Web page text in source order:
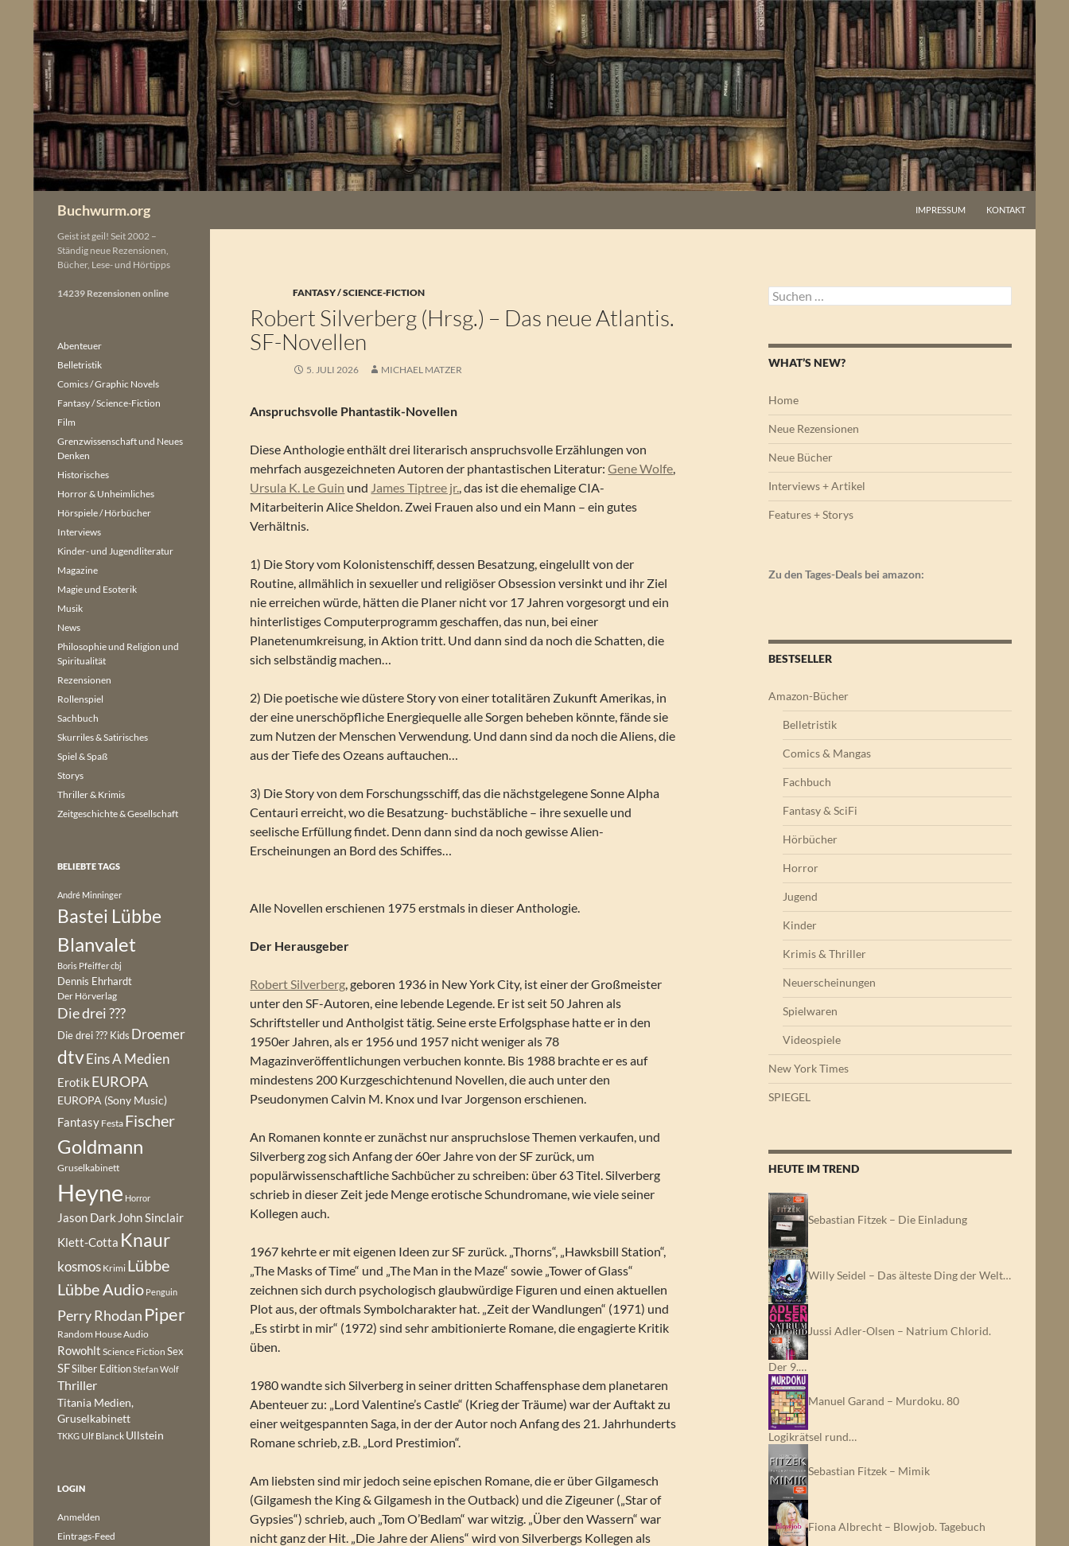
springen
Buchwurm.org IMPRESSUM KONTAKT
FANTASY / SCIENCE-FICTION
Robert Silverberg (Hrsg.) – Das neue Atlantis.
SF-Novellen
5. JULI 2026 MICHAEL MATZER
Anspruchsvolle Phantastik-Novellen
Diese Anthologie enthält drei literarisch anspruchsvolle Erzählungen von
mehrfach ausgezeichneten Autoren der phantastischen Literatur:Gene Wolfe,
Ursula K. Le Guin und James Tiptree jr., das ist die ehemalige CIA-
Mitarbeiterin Alice Sheldon. Zwei Frauen also und ein Mann – ein gutes
Verhältnis.
1) Die Story vom Kolonistenschiff, dessen Besatzung, eingelullt von der
Routine, allmählich in sexueller und religiöser Obsession versinkt und ihr Ziel
nie erreichen würde, hätten die Planer nicht vor 17 Jahren vorgesorgt und ein
hinterlistiges Computerprogramm geschaffen, das nun, bei einer
Planetenumkreisung, in Aktion tritt. Und dann sind da noch die Schatten, die
sich selbständig machen…
2) Die poetische wie düstere Story von einer totalitären Zukunft Amerikas, in
der eine unerschöpfliche Energiequelle alle Sorgen beheben könnte, fände sie
zum Nutzen der Menschen Verwendung. Und dann sind da noch die Aliens, die
aus der Tiefe des Ozeans auftauchen…
3) Die Story von dem Forschungsschiff, das die nächstgelegene Sonne Alpha
Centauri erreicht, wo die Besatzung- buchstäbliche – ihre sexuelle und
seelische Erfüllung findet. Denn dann sind da noch gewisse Alien-
Erscheinungen an Bord des Schiffes…
Alle Novellen erschienen 1975 erstmals in dieser Anthologie.
Der Herausgeber
Robert Silverberg, geboren 1936 in New York City, ist einer der Großmeister
unter den SF-Autoren, eine lebende Legende. Er ist seit 50 Jahren als
Schriftsteller und Antholgist tätig. Seine erste Erfolgsphase hatte er in den
1950er Jahren, als er 1956 und 1957 nicht weniger als 78
Magazinveröffentlichungen verbuchen konnte. Bis 1988 brachte er es auf
mindestens 200 Kurzgeschichtenund Novellen, die auch unter den
Pseudonymen Calvin M. Knox und Ivar Jorgenson erschienen.
An Romanen konnte er zunächst nur anspruchslose Themen verkaufen, und
Silverberg zog sich Anfang der 60er Jahre von der SF zurück, um
populärwissenschaftliche Sachbücher zu schreiben: über 63 Titel. Silverberg
schrieb in dieser Zeit jede Menge erotische Schundromane, wie viele seiner
Kollegen auch.
1967 kehrte er mit eigenen Ideen zur SF zurück. „Thorns“, „Hawksbill Station“,
„The Masks of Time“ und „The Man in the Maze“ sowie „Tower of Glass“
zeichnen sich durch psychologisch glaubwürdige Figuren und einen aktuellen
Plot aus, der oftmals Symbolcharakter hat. „Zeit der Wandlungen“ (1971) und
„Es stirbt in mir“ (1972) sind sehr ambitionierte Romane, die engagierte Kritik
üben.
1980 wandte sich Silverberg in seiner dritten Schaffensphase dem planetaren
Abenteuer zu: „Lord Valentine’s Castle“ (Krieg der Träume) war der Auftakt zu
einer weitgespannten Saga, in der der Autor noch Anfang des 21. Jahrhunderts
Romane schrieb, z.B. „Lord Prestimion“.
Am liebsten sind mir jedoch seine epischen Romane, die er über Gilgamesch
(Gilgamesh the King & Gilgamesh in the Outback) und die Zigeuner („Star of
Gypsies“) schrieb, auch „Tom O’Bedlam“ war witzig. „Über den Wassern“ war
nicht ganz der Hit. „Die Jahre der Aliens“ wird von Silverbergs Kollegen als
Suchen
nach:
WHAT’S NEW?
Home
Neue Rezensionen
Neue Bücher
Interviews + Artikel
Features + Storys
Zu den Tages-Deals bei amazon:
BESTSELLER
Amazon-Bücher
Belletristik
Comics & Mangas
Fachbuch
Fantasy & SciFi
Hörbücher
Horror
Jugend
Kinder
Krimis & Thriller
Neuerscheinungen
Spielwaren
Videospiele
New York Times
SPIEGEL
HEUTE IM TREND
Sebastian Fitzek – Die Einladung
Willy Seidel – Das älteste Ding der Welt…
Jussi Adler-Olsen – Natrium Chlorid.
Der 9.…
Manuel Garand – Murdoku. 80
Logikrätsel rund…
Sebastian Fitzek – Mimik
Fiona Albrecht – Blowjob. Tagebuch
Geist ist geil! Seit 2002 –
Ständig neue Rezensionen,
Bücher, Lese- und Hörtipps
14239 Rezensionen online
Abenteuer
Belletristik
Comics / Graphic Novels
Fantasy / Science-Fiction
Film
Grenzwissenschaft und Neues
Denken
Historisches
Horror & Unheimliches
Hörspiele / Hörbücher
Interviews
Kinder- und Jugendliteratur
Magazine
Magie und Esoterik
Musik
News
Philosophie und Religion und
Spiritualität
Rezensionen
Rollenspiel
Sachbuch
Skurriles & Satirisches
Spiel & Spaß
Storys
Thriller & Krimis
Zeitgeschichte & Gesellschaft
BELIEBTE TAGS
André Minninger
Bastei Lübbe
Blanvalet
Boris Pfeiffercbj
Dennis Ehrhardt
Der Hörverlag
Die drei ???
Die drei ??? Kids Droemer
dtvEins A Medien
Erotik EUROPA
EUROPA (Sony Music)
Fantasy Festa Fischer
Goldmann
Gruselkabinett
Heyne Horror
Jason Dark John Sinclair
Klett-Cotta Knaur
kosmos Krimi Lübbe
Lübbe Audio Penguin
Perry Rhodan Piper
Random House Audio
Rowohlt Science Fiction Sex
SFSilber EditionStefan Wolf
Thriller
Titania Medien,
Gruselkabinett
TKKG Ulf Blanck Ullstein
LOGIN
Anmelden
Eintrags-Feed